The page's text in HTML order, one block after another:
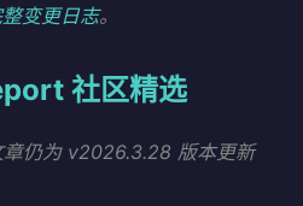
变更日志。
社区精选
仍为 v2026.3.28 版本更新